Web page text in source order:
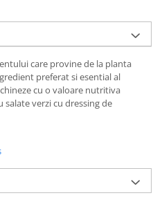
care provine de la planta
preferat si esential al
cu o valoare nutritiva
verzi cu dressing de